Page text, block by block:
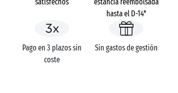
hasta el D-14*
Pago en 3 plazos sin
coste
Sin gastos de gestión